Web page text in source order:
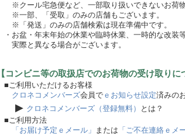
※クール宅急便など、一部取り扱いできないお荷物
※一部、「受取」のみの店舗もございます。
※「発送」のみの店舗検索は現在準備中です。
・お盆・年末年始の休業や臨時休業、一時的な改装
実際と異なる場合がございます。
【コンビニ等の取扱店でのお荷物の受け取り
■ご利用いただけるお客様
クロネコメンバーズ会員で ｅお知らせ設定済みの
▶ クロネコメンバーズ（登録無料）
とは？
■ご利用方法
「お届け予定ｅメール」 または 「ご不在連絡ｅメ